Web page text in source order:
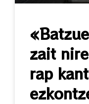
zait
rap